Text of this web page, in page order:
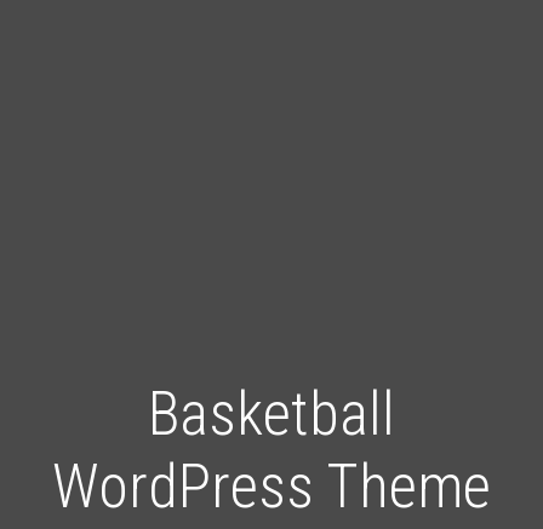
Basketball
WordPress Theme